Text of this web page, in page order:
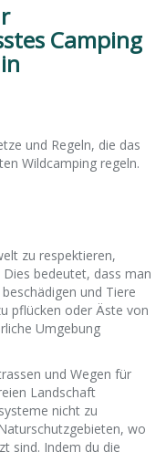
Camping
und Regeln, die das
Wildcamping regeln.
zu respektieren,
bedeutet, dass man
und Tiere
pflücken oder Äste von
Umgebung
und Wegen für
Landschaft
nicht zu
wo
sind. Indem du die